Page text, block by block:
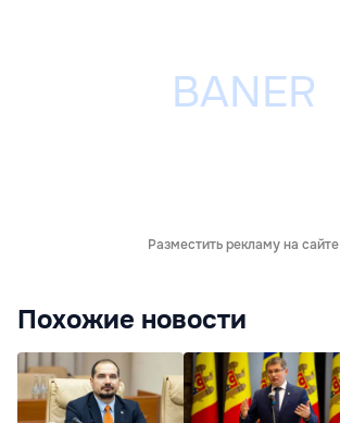
Разместить рекламу на сайте
Похожие новости